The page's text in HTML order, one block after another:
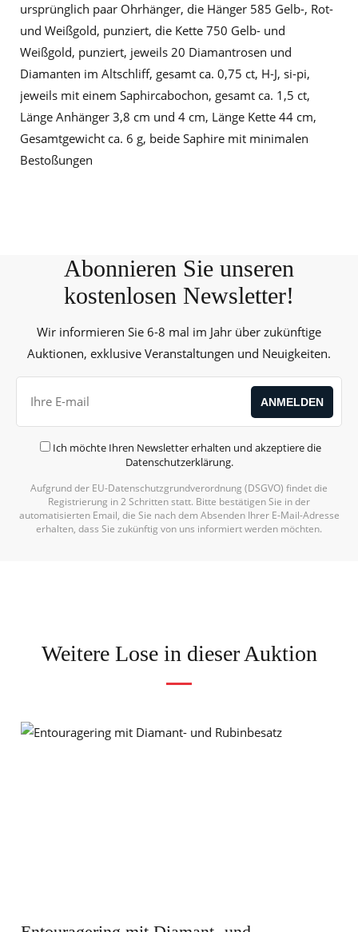
ursprünglich paar Ohrhänger, die Hänger 585 Gelb-, Rot-
und Weißgold, punziert, die Kette 750 Gelb- und
Weißgold, punziert, jeweils 20 Diamantrosen und
Diamanten im Altschliff, gesamt ca. 0,75 ct, H-J, si-pi,
jeweils mit einem Saphircabochon, gesamt ca. 1,5 ct,
Länge Anhänger 3,8 cm und 4 cm, Länge Kette 44 cm,
Gesamtgewicht ca. 6 g, beide Saphire mit minimalen
Bestoßungen
Abonnieren Sie unseren
kostenlosen Newsletter!
Wir informieren Sie 6-8 mal im Jahr über zukünftige
Auktionen, exklusive Veranstaltungen und Neuigkeiten.
Ich möchte Ihren Newsletter erhalten und akzeptiere die
Datenschutzerklärung.
Aufgrund der EU-Datenschutzgrundverordnung (DSGVO) findet die
Registrierung in 2 Schritten statt. Bitte bestätigen Sie in der
automatisierten Email, die Sie nach dem Absenden Ihrer E-Mail-Adresse
erhalten, dass Sie zukünftig von uns informiert werden möchten.
Weitere Lose in dieser Auktion